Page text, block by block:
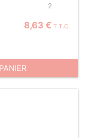
2
8,63 € T.T.C.